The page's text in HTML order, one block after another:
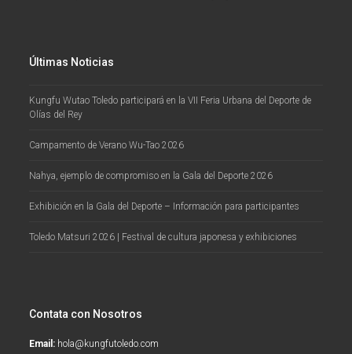
Últimas Noticias
Kungfu Wutao Toledo participará en la VII Feria Urbana del Deporte de
Olías del Rey
Campamento de Verano Wu-Tao 2026
Nahya, ejemplo de compromiso en la Gala del Deporte 2026
Exhibición en la Gala del Deporte – Información para participantes
Toledo Matsuri 2026 | Festival de cultura japonesa y exhibiciones
Contata con Nosotros
Email: hola@kungfutoledo.com